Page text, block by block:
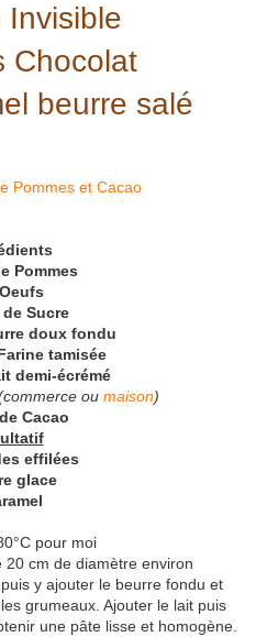
Invisible
Chocolat
beurre salé
Pommes
Sucre
doux fondu
tamisée
demi-écrémé
ou maison)
Cacao
effilées
glace
pour moi
cm de diamètre environ
y ajouter le beurre fondu et
grumeaux. Ajouter le lait puis
une pâte lisse et homogène.